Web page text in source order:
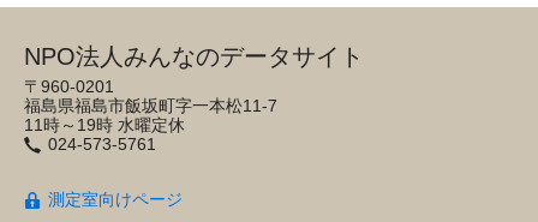
NPO法人みんなのデータサイト
〒960-0201
福島県福島市飯坂町字一本松11-7
11時～19時 水曜定休
024-573-5761
測定室向けページ